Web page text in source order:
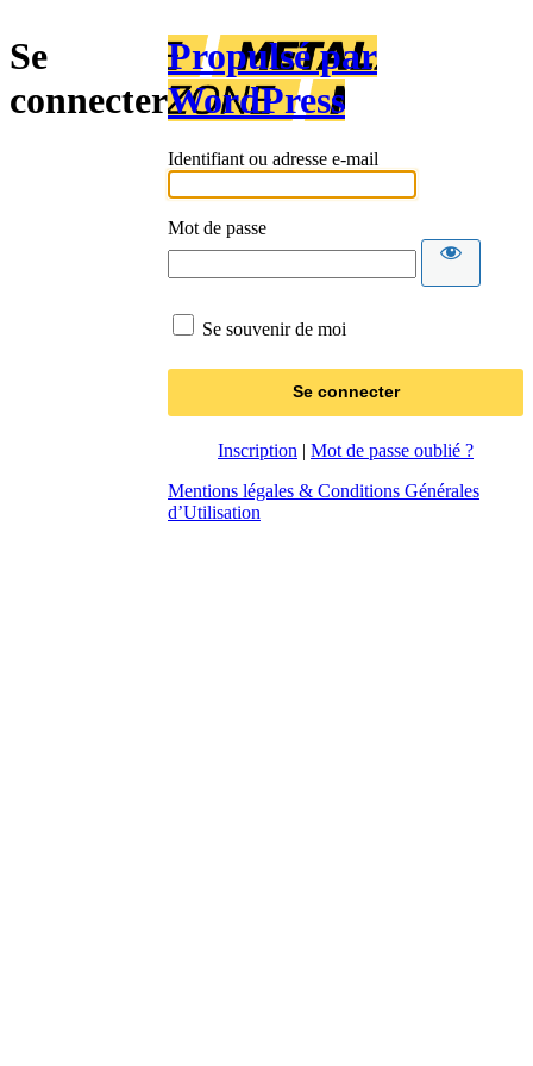
Se
connecter
Propulsé par
WordPress
Identifiant ou adresse e-mail
Mot de passe
Se souvenir de moi
Inscription | Mot de passe oublié ?
Mentions légales & Conditions Générales
d’Utilisation